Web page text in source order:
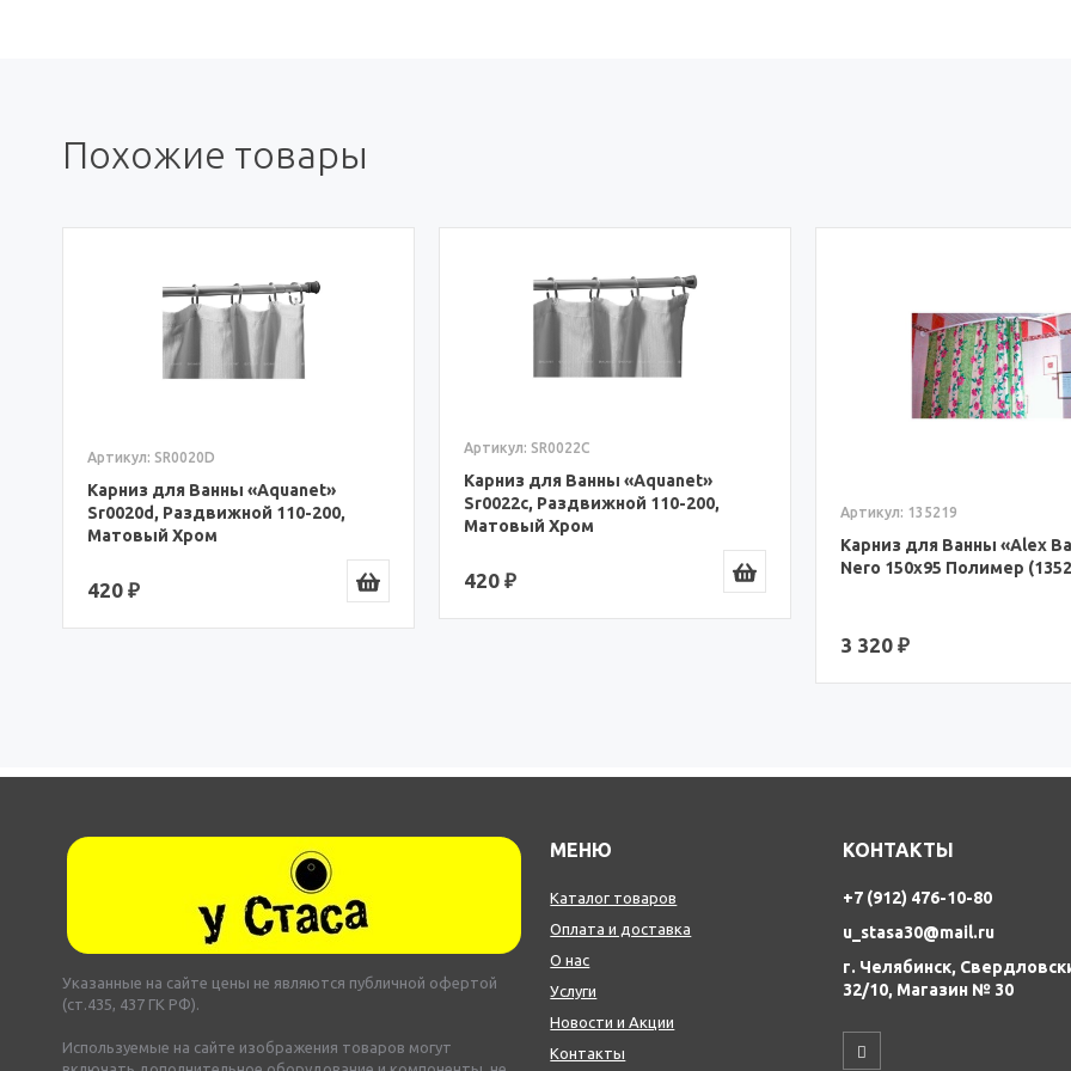
Похожие товары
Карниз для Ванны «Aquanet»
Sr0022c, Раздвижной 110-200,
Матовый Хром
420 ₽
Артикул: 135219 Артикул: 097401
Карниз для Ванны «Alex
Orta 150x90 Полимер
3 320 ₽
Указанные на сайте цены не являются публичной офертой
(ст.435, 437 ГК РФ).
Используемые на сайте изображения товаров могут
МЕНЮ
Каталог товаров
Оплата и доставка
О нас
Услуги
Новости и Акции
Контакты
КОНТАКТЫ
+7 (912) 476-10-80
u_stasa30@mail.ru
г. Челябинск,
32/10, Магазин № 30